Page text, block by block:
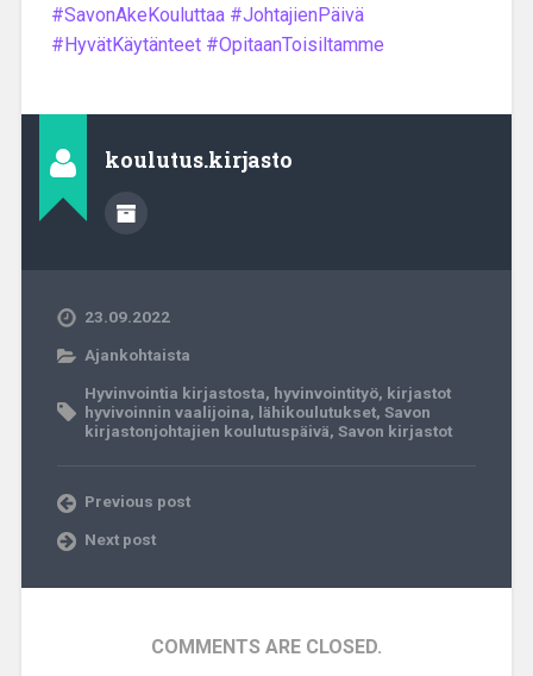
#SavonAkeKouluttaa #JohtajienPäivä
#HyvätKäytänteet #OpitaanToisiltamme
koulutus.kirjasto
23.09.2022
Ajankohtaista
Hyvinvointia kirjastosta, hyvinvointityö, kirjastot
hyvivoinnin vaalijoina, lähikoulutukset, Savon
kirjastonjohtajien koulutuspäivä, Savon kirjastot
Previous post
Next post
COMMENTS ARE CLOSED.